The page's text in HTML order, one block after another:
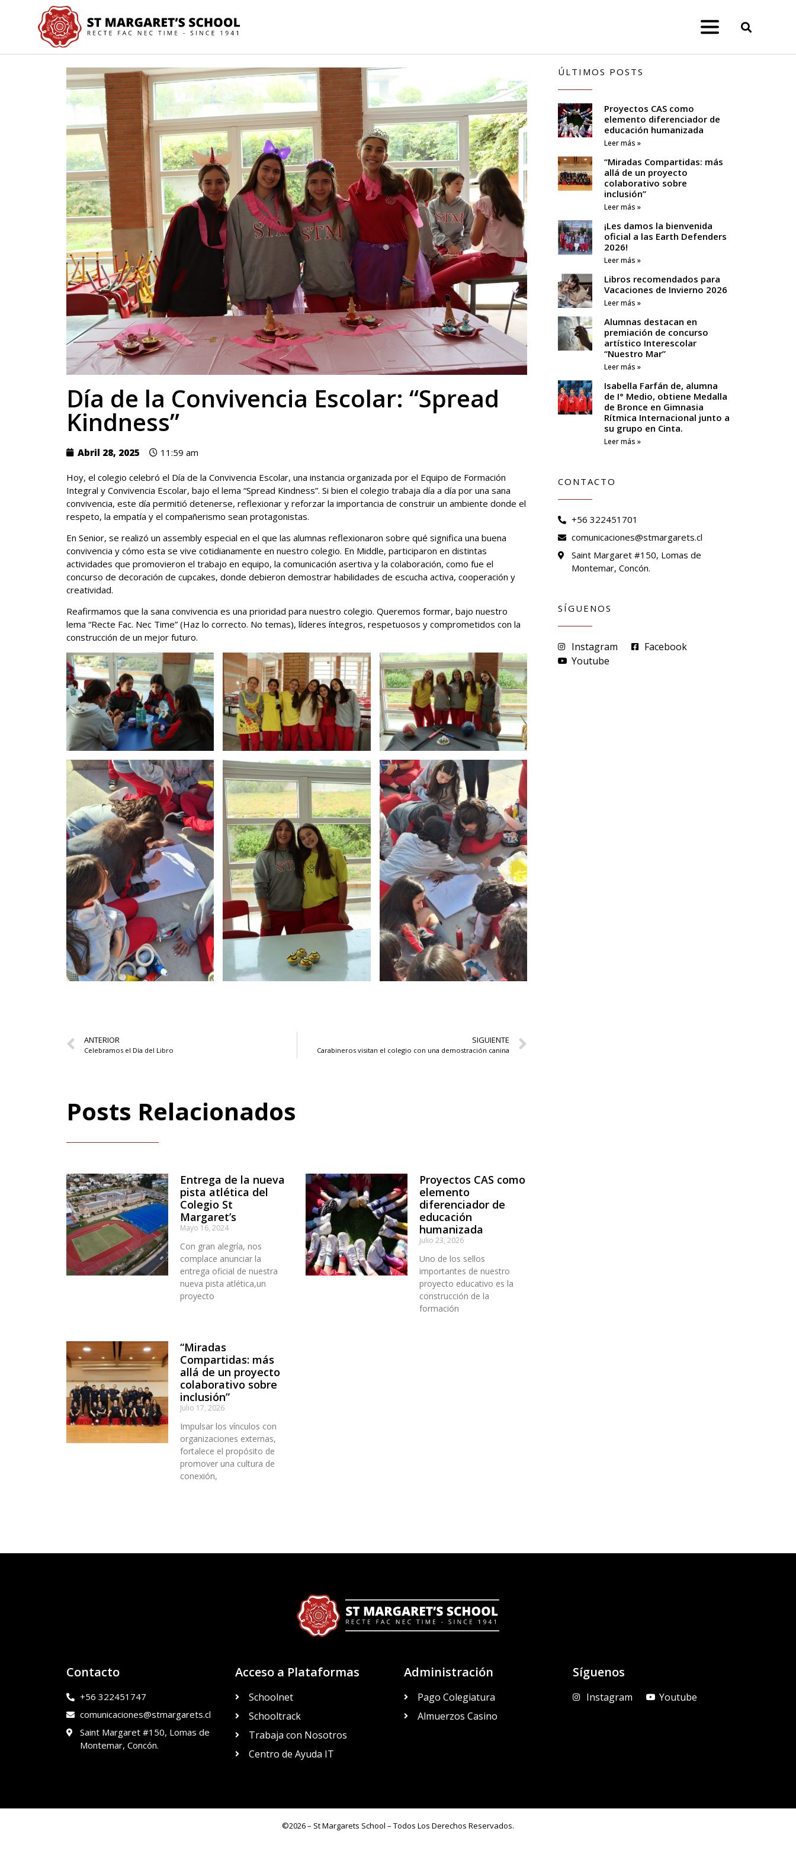
Día de la Convivencia Escolar: “Spread
Kindness”
Abril 28, 2025 11:59 am
Hoy, el colegio celebró el Día de la Convivencia Escolar, una instancia organizada por el Equipo de Formación
Integral y Convivencia Escolar, bajo el lema “Spread Kindness”. Si bien el colegio trabaja día a día por una sana
convivencia, este día permitió detenerse, reflexionar y reforzar la importancia de construir un ambiente donde el
respeto, la empatía y el compañerismo sean protagonistas.
En Senior, se realizó un assembly especial en el que las alumnas reflexionaron sobre qué significa una buena
convivencia y cómo esta se vive cotidianamente en nuestro colegio. En Middle, participaron en distintas
actividades que promovieron el trabajo en equipo, la comunicación asertiva y la colaboración, como fue el
concurso de decoración de cupcakes, donde debieron demostrar habilidades de escucha activa, cooperación y
creatividad.
Reafirmamos que la sana convivencia es una prioridad para nuestro colegio. Queremos formar, bajo nuestro
lema “Recte Fac. Nec Time” (Haz lo correcto. No temas), líderes íntegros, respetuosos y comprometidos con la
construcción de un mejor futuro.
ANTERIOR
Celebramos el Día del Libro
SIGUIENTE
Carabineros visitan el colegio con una demostración canina
Posts Relacionados
Entrega de la nueva
pista atlética del
Colegio St
Margaret’s
Mayo 16, 2024
Con gran alegría, nos
complace anunciar la
entrega oficial de nuestra
nueva pista atlética,un
proyecto
Proyectos CAS como
elemento
diferenciador de
educación
humanizada
Julio 23, 2026
Uno de los sellos
importantes de nuestro
proyecto educativo es la
construcción de la
formación
“Miradas
Compartidas: más
allá de un proyecto
colaborativo sobre
inclusión”
Julio 17, 2026
Impulsar los vínculos con
organizaciones externas,
fortalece el propósito de
promover una cultura de
conexión,
ÚLTIMOS POSTS
Proyectos CAS como
elemento diferenciador de
educación humanizada
Leer más »
“Miradas Compartidas: más
allá de un proyecto
colaborativo sobre
inclusión”
Leer más »
¡Les damos la bienvenida
oficial a las Earth Defenders
2026!
Leer más »
Libros recomendados para
Vacaciones de Invierno 2026
Leer más »
Alumnas destacan en
premiación de concurso
artístico Interescolar
“Nuestro Mar”
Leer más »
Isabella Farfán de, alumna
de I° Medio, obtiene Medalla
de Bronce en Gimnasia
Rítmica Internacional junto a
su grupo en Cinta.
Leer más »
CONTACTO
+56 322451701
comunicaciones@stmargarets.cl
Saint Margaret #150, Lomas de
Montemar, Concón.
SÍGUENOS
Instagram
Facebook
Youtube
Contacto
+56 322451747
comunicaciones@stmargarets.cl
Saint Margaret #150, Lomas de
Montemar, Concón.
Acceso a Plataformas
Schoolnet
Schooltrack
Trabaja con Nosotros
Centro de Ayuda IT
Administración
Pago Colegiatura
Almuerzos Casino
Síguenos
Instagram Youtube
©2026 – St Margarets School – Todos Los Derechos Reservados.